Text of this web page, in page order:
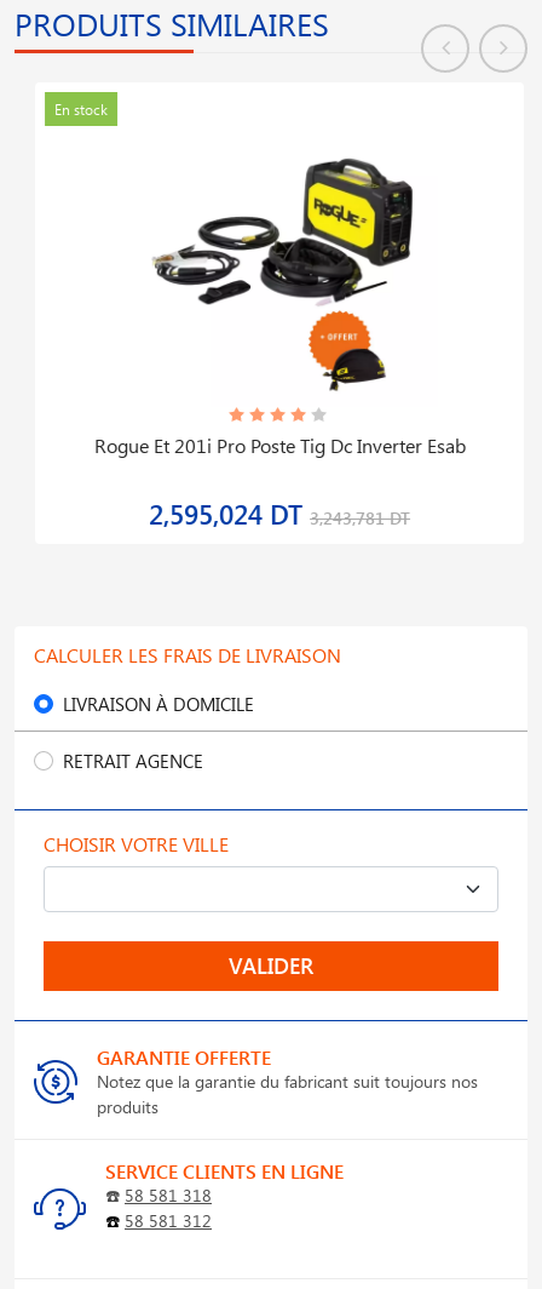
PRODUITS SIMILAIRES
En stock
Rogue Et 201i Pro Poste Tig Dc Inverter Esab
2,595,024 DT 3,243,781 DT
CALCULER LES FRAIS DE LIVRAISON
LIVRAISON À DOMICILE
RETRAIT AGENCE
CHOISIR VOTRE VILLE
VALIDER
GARANTIE OFFERTE
Notez que la garantie du fabricant suit toujours nos
produits
SERVICE CLIENTS EN LIGNE
☎️ 58 581 318
☎️ 58 581 312